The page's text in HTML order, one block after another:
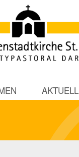
AKTUELL